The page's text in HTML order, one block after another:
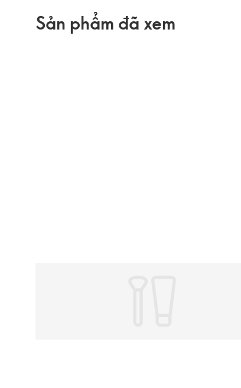
Sản phẩm đã xem